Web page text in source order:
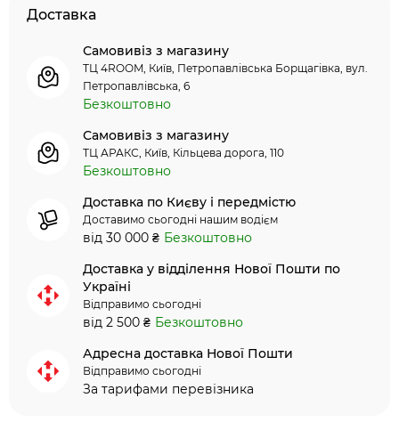
Доставка
Самовивіз з магазину
ТЦ 4ROOM, Київ, Петропавлівська Борщагівка, вул.
Петропавлівська, 6
Безкоштовно
Самовивіз з магазину
ТЦ АРАКС, Київ, Кільцева дорога, 110
Безкоштовно
Доставка по Києву і передмістю
Доставимо сьогодні нашим водієм
від 30 000 ₴ Безкоштовно
Доставка у відділення Нової Пошти по
Україні
Відправимо сьогодні
від 2 500 ₴ Безкоштовно
Адресна доставка Нової Пошти
Відправимо сьогодні
За тарифами перевізника